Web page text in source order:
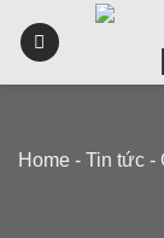
Home - Tin tức -